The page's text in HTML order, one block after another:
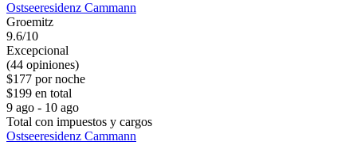
Ostseeresidenz Cammann
Groemitz
9.6/10
Excepcional
(44 opiniones)
$177 por noche
$199 en total
9 ago - 10 ago
Total con impuestos y cargos
Ostseeresidenz Cammann